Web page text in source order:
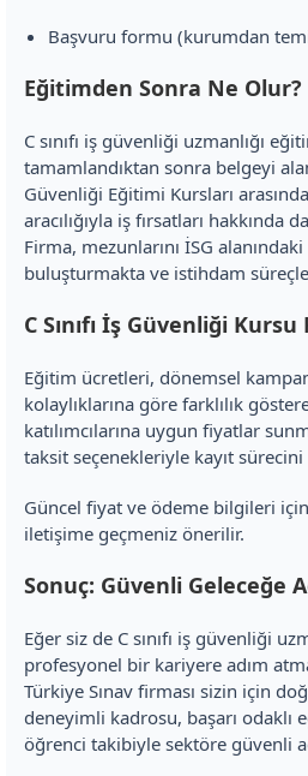
Başvuru formu (kurumdan
Eğitimden Sonra Ne Olur?
C sınıfı iş güvenliği uzmanlığı
tamamlandıktan sonra belgeyi
Güvenliği Eğitimi Kursları
aracılığıyla iş fırsatları hakkında
Firma, mezunlarını İSG
buluşturmakta ve istihdam
C Sınıfı İş Güvenliği Kursu
Eğitim ücretleri, dönemsel
kolaylıklarına göre farklılık
katılımcılarına uygun fiyatlar
taksit seçenekleriyle kayıt sürecini
Güncel fiyat ve ödeme bilgileri
iletişime geçmeniz önerilir.
Sonuç: Güvenli Geleceğe
Eğer siz de C sınıfı iş güvenliği
profesyonel bir kariyere adım
Türkiye Sınav firması sizin için
deneyimli kadrosu, başarı
öğrenci takibiyle sektöre güvenli